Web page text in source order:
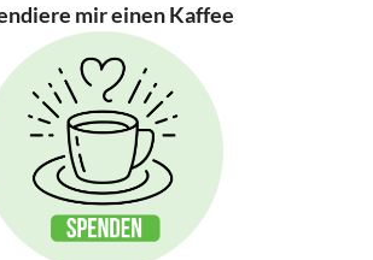
mir einen Kaffee